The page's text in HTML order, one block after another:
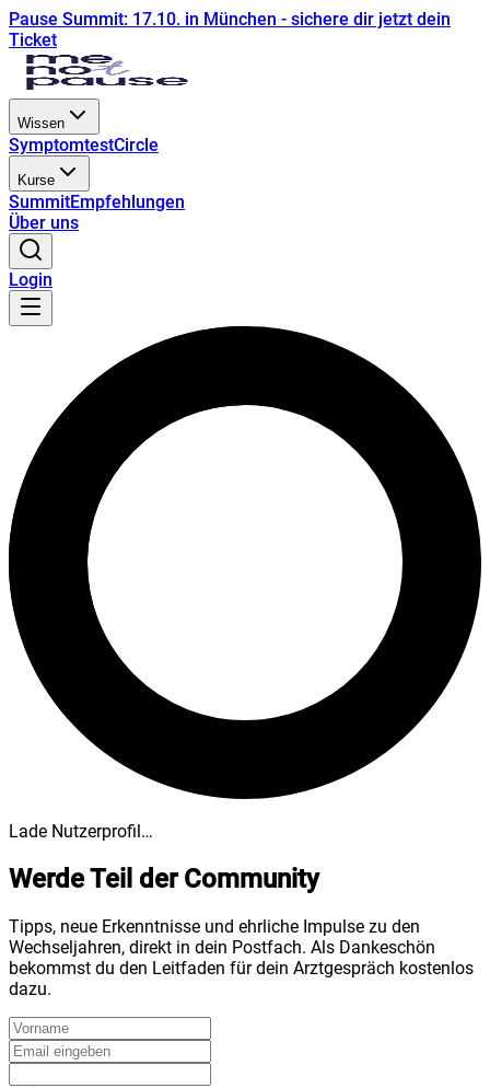
Pause Summit: 17.10. in München - sichere dir jetzt dein
Ticket
Wissen
SymptomtestCircle
Kurse
SummitEmpfehlungen
Über uns
Login
Lade Nutzerprofil…
Werde Teil der Community
Tipps, neue Erkenntnisse und ehrliche Impulse zu den
Wechseljahren, direkt in dein Postfach. Als Dankeschön
bekommst du den Leitfaden für dein Arztgespräch kostenlos
dazu.